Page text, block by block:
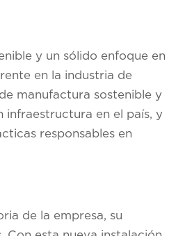
y un sólido enfoque en
en la industria de
manufactura sostenible y
infraestructura en el país, y
responsables en
de la empresa, su